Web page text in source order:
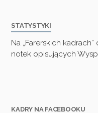
STATYSTYKI
Na „Farerskich
notek opisujących
KADRY NA FACEBOOKU